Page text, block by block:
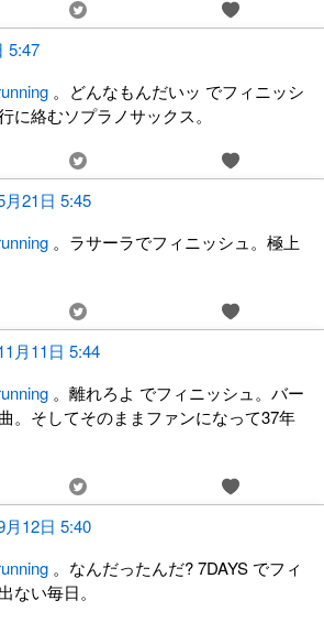
5:47
。どんなもんだいッ でフィニッシ
に絡むソプラノサックス。
月21日 5:45
。ラサーラでフィニッシュ。極上
月11日 5:44
。離れろよ でフィニッシュ。バー
。そしてそのままファンになって37年
月12日 5:40
。なんだったんだ? 7DAYS でフィ
ない毎日。